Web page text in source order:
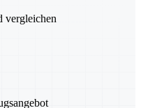
vergleichen